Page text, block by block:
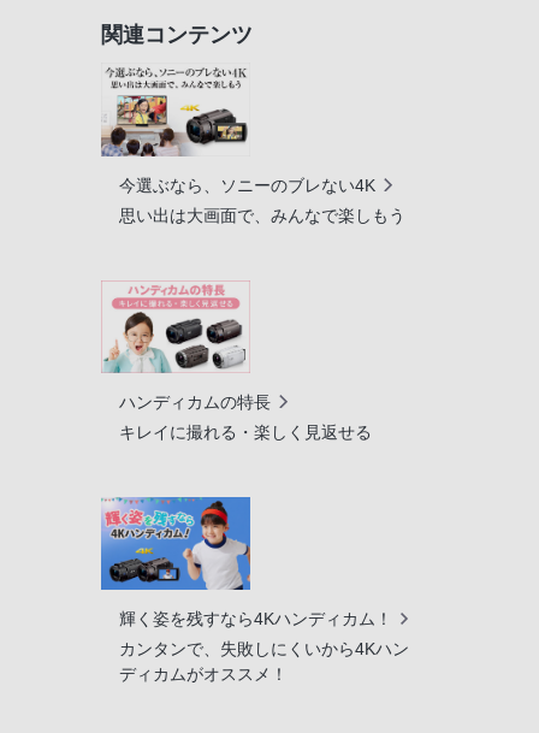
関連コンテンツ
今選ぶなら、ソニーのブレない4K
思い出は大画面で、みんなで楽しもう
ハンディカムの特長
キレイに撮れる・楽しく見返せる
輝く姿を残すなら4Kハンディカム！
カンタンで、失敗しにくいから4Kハン
ディカムがオススメ！